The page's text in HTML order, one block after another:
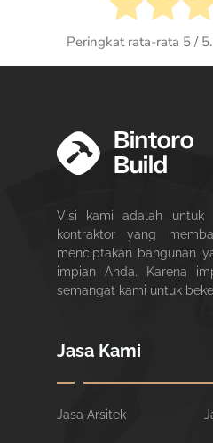
Peringkat rata-rata 5 /
Visi kami adalah untuk
kontraktor yang
menciptakan bangunan
impian Anda. Karena
semangat kami untuk
Jasa Kami
Jasa Arsitek